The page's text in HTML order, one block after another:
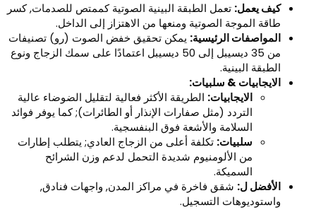
كيف يعمل:تعمل الطبقة البينية الصوتية كممتص للصدمات, كسر
طاقة الموجة الصوتية ومنعها من الاهتزاز إلى الداخل.
المواصفات الرئيسية:يمكن تحقيق خفض الصوت (رو) تصنيفات
من 35 ديسيبل إلى 50 ديسيبل اعتمادًا على سمك الزجاج ونوع
الطبقة البينية.
الايجابيات & سلبيات:
الايجابيات:الطريقة الأكثر فعالية لتقليل الضوضاء عالية
التردد (مثل صفارات الإنذار أو الطائرات); كما يوفر فوائد
السلامة والأشعة فوق البنفسجية.
سلبيات:تكلفة أعلى من الزجاج العادي; يتطلب إطارات
من الألومنيوم شديدة التحمل لدعم وزن الشرائح
السميكة.
الأفضل ل:شقق فاخرة في مراكز المدن, واجهات فنادق,
واستوديوهات التسجيل.